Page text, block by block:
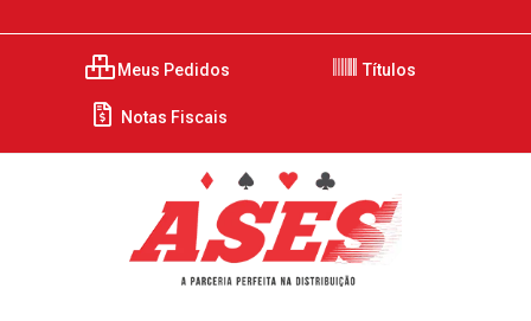
Meus Pedidos Títulos
Notas Fiscais